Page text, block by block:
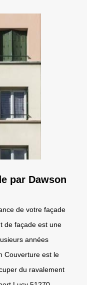
par Dawson
de votre façade
de façade est une
années
Couverture est le
du ravalement